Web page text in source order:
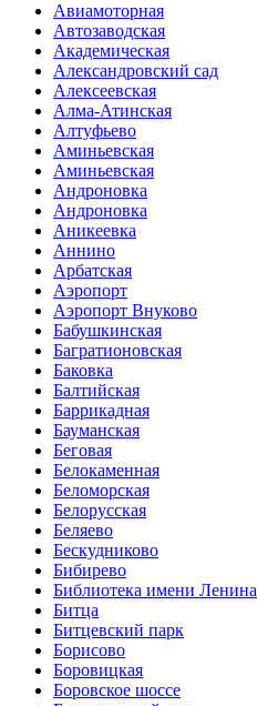
Авиамоторная
Автозаводская
Академическая
Александровский сад
Алексеевская
Алма-Атинская
Алтуфьево
Аминьевская
Аминьевская
Андроновка
Андроновка
Аникеевка
Аннино
Арбатская
Аэропорт
Аэропорт Внуково
Бабушкинская
Багратионовская
Баковка
Балтийская
Баррикадная
Бауманская
Беговая
Белокаменная
Беломорская
Белорусская
Беляево
Бескудниково
Бибирево
Библиотека имени Ленина
Битца
Битцевский парк
Борисово
Боровицкая
Боровское шоссе